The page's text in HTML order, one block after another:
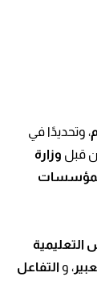
، وتحديدًا في
قبل وزارة
التعليمية
، و التفاعل